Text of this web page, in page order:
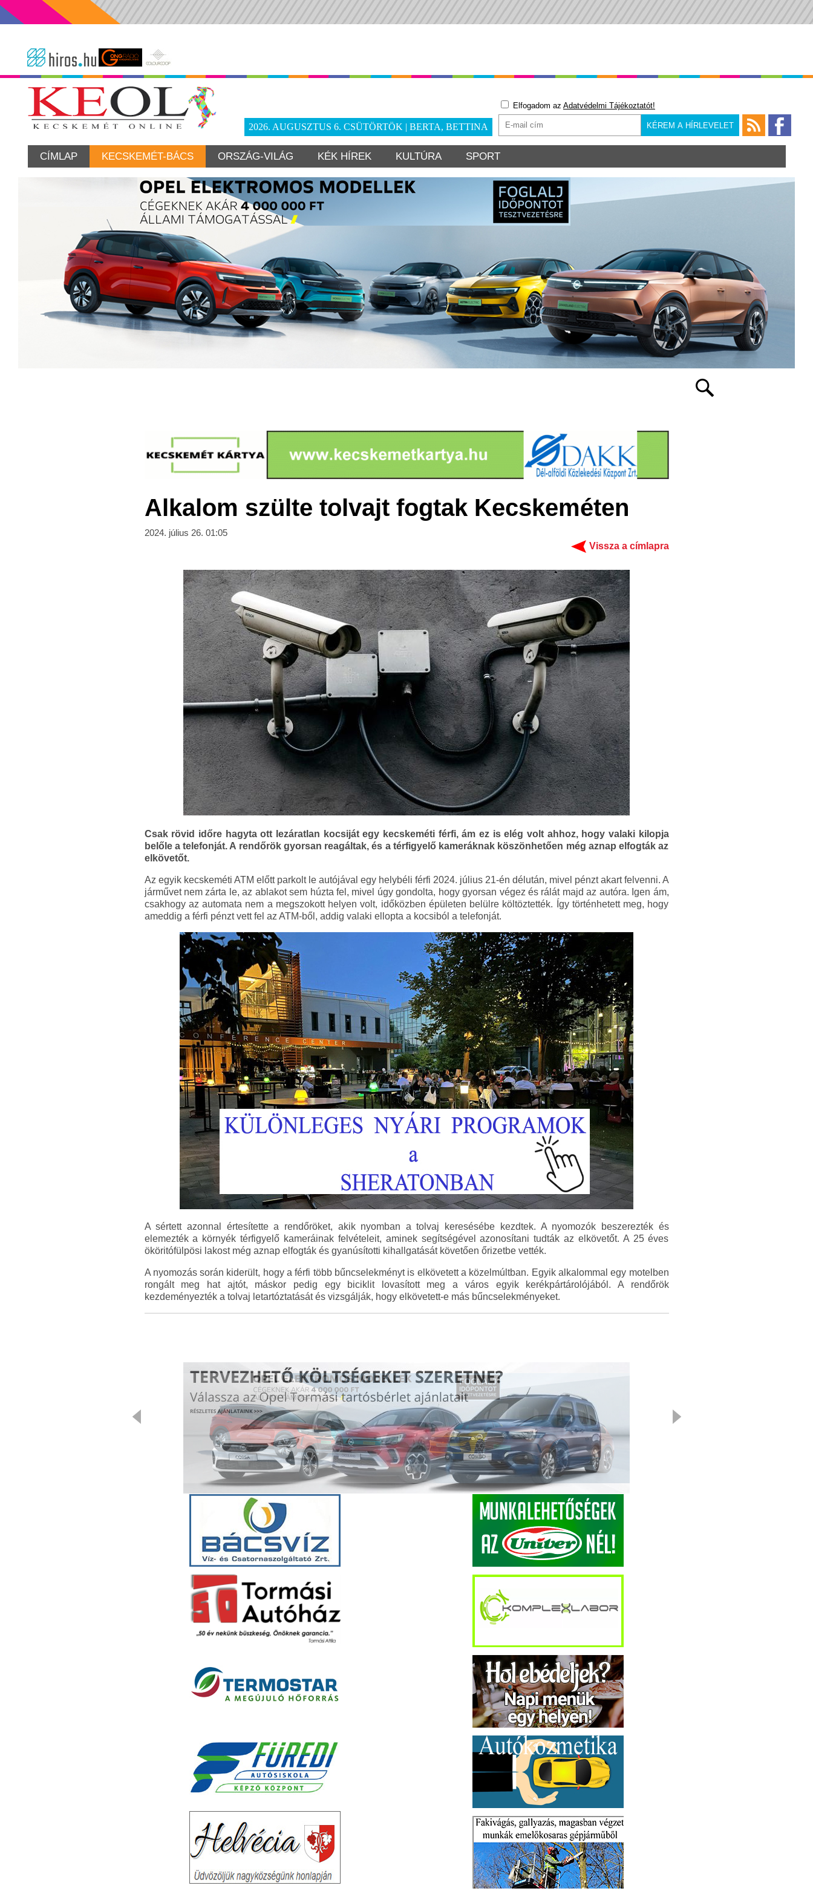
2026. AUGUSZTUS 6. CSÜTÖRTÖK | BERTA, BETTINA
Elfogadom az Adatvédelmi Tájékoztatót!
CÍMLAP KECSKEMÉT-BÁCS ORSZÁG-VILÁG KÉK HÍREK KULTÚRA SPORT
Alkalom szülte tolvajt fogtak Kecskeméten
2024. július 26. 01:05
Vissza a címlapra
Csak rövid időre hagyta ott lezáratlan kocsiját egy kecskeméti férfi, ám ez is elég volt ahhoz, hogy valaki kilopja
belőle a telefonját. A rendőrök gyorsan reagáltak, és a térfigyelő kameráknak köszönhetően még aznap elfogták az
elkövetőt.
Az egyik kecskeméti ATM előtt parkolt le autójával egy helybéli férfi 2024. július 21-én délután, mivel pénzt akart felvenni. A
járművet nem zárta le, az ablakot sem húzta fel, mivel úgy gondolta, hogy gyorsan végez és rálát majd az autóra. Igen ám,
csakhogy az automata nem a megszokott helyen volt, időközben épületen belülre költöztették. Így történhetett meg, hogy
ameddig a férfi pénzt vett fel az ATM-ből, addig valaki ellopta a kocsiból a telefonját.
A sértett azonnal értesítette a rendőröket, akik nyomban a tolvaj keresésébe kezdtek. A nyomozók beszerezték és
elemezték a környék térfigyelő kameráinak felvételeit, aminek segítségével azonosítani tudták az elkövetőt. A 25 éves
ököritófülpösi lakost még aznap elfogták és gyanúsítotti kihallgatását követően őrizetbe vették.
A nyomozás során kiderült, hogy a férfi több bűncselekményt is elkövetett a közelmúltban. Egyik alkalommal egy motelben
rongált meg hat ajtót, máskor pedig egy biciklit lovasított meg a város egyik kerékpártárolójából. A rendőrök
kezdeményezték a tolvaj letartóztatását és vizsgálják, hogy elkövetett-e más bűncselekményeket.